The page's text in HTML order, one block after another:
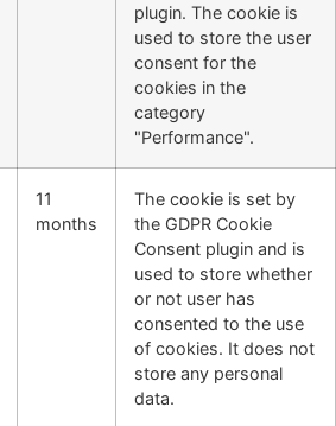
plugin. The cookie is
used to store the user
consent for the
cookies in the
category
"Performance".
11
months
The cookie is set by
the GDPR Cookie
Consent plugin and is
used to store whether
or not user has
consented to the use
of cookies. It does not
store any personal
data.